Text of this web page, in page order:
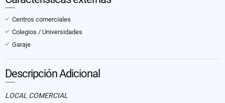
Centros comerciales
Colegios / Universidades
Garaje
Descripción Adicional
LOCAL COMERCIAL